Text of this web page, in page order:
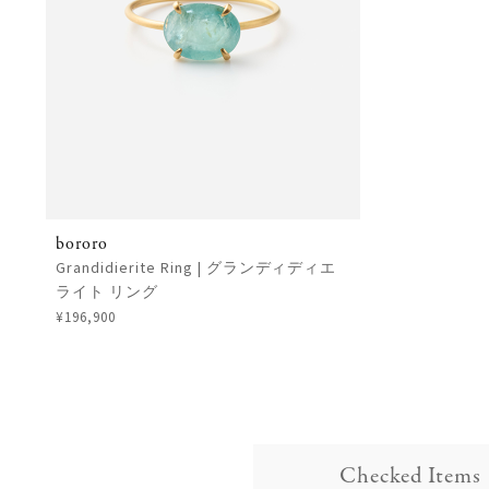
bororo
Grandidierite Ring | グランディディエ
ライト リング
¥196,900
Checked Items